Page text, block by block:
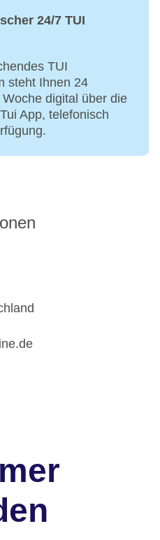
24/7 TUI
TUI
steht Ihnen 24
digital über die
App, telefonisch